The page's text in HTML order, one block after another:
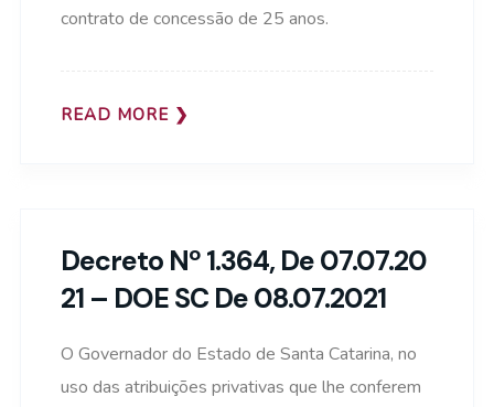
contrato de concessão de 25 anos.
READ MORE
Decreto Nº 1.364, De 07.07.20
21 – DOE SC De 08.07.2021
O Governador do Estado de Santa Catarina, no
uso das atribuições privativas que lhe conferem